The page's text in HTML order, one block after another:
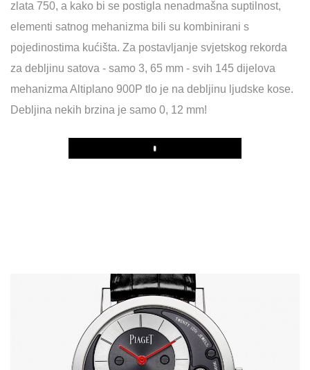
zlata 750, a kako bi se postigla nenadmašna suptilnost,
elementi satnog mehanizma bili su kombinirani s
pojedinostima kućišta. Za postavljanje svjetskog rekorda
za debljinu satova - samo 3, 65 mm - svih 145 dijelova
mehanizma Altiplano 900P tlo je na debljinu ljudske kose.
Debljina nekih brzina je samo 0, 12 mm!
Play